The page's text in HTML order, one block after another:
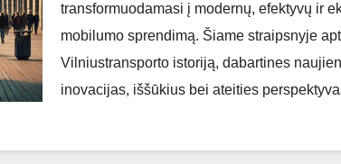
transformuodamasi į modernų, efektyvų ir
mobilumo sprendimą. Šiame straipsnyje
Vilniustransporto istoriją, dabartines
inovacijas, iššūkius bei ateities